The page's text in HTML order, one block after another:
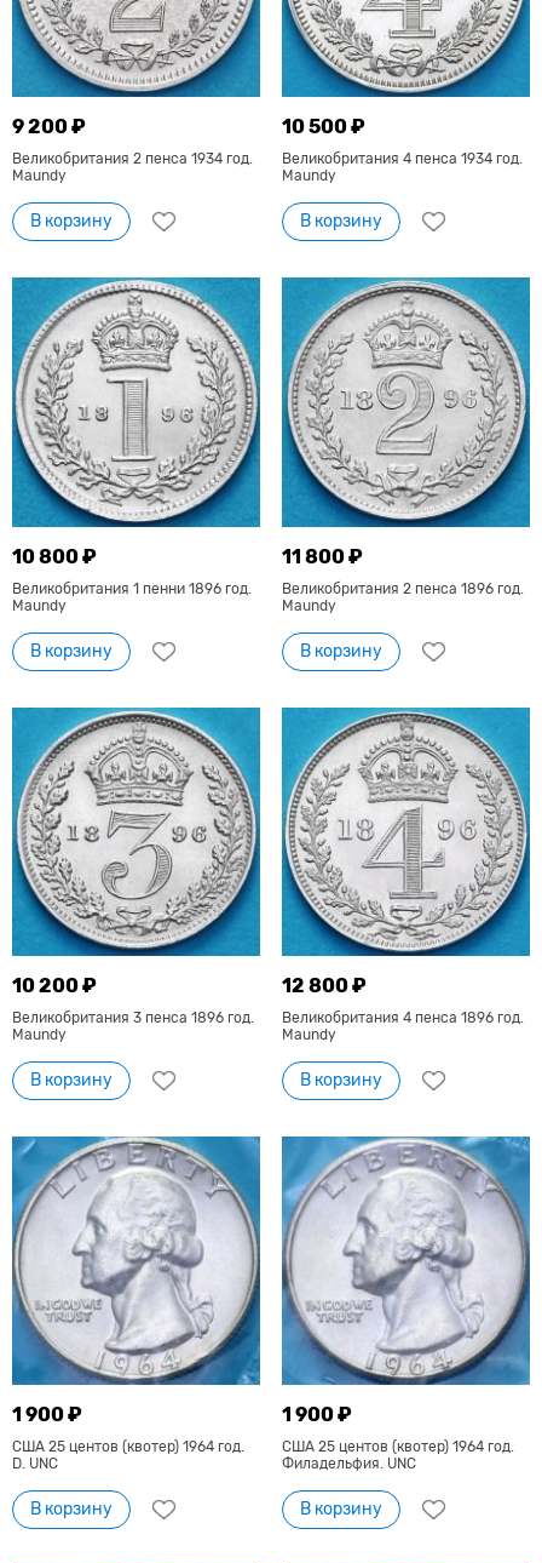
9 200 ₽
Великобритания 2 пенса 1934 год.
Maundy
В корзину
10 500 ₽
Великобритания 4 пенса 1934 год.
Maundy
В корзину
10 800 ₽
Великобритания 1 пенни 1896 год.
Maundy
В корзину
11 800 ₽
Великобритания 2 пенса 1896 год.
Maundy
В корзину
10 200 ₽
Великобритания 3 пенса 1896 год.
Maundy
В корзину
12 800 ₽
Великобритания 4 пенса 1896 год.
Maundy
В корзину
1 900 ₽
США 25 центов (квотер) 1964 год.
D. UNC
В корзину
1 900 ₽
США 25 центов (квотер) 1964 год.
Филадельфия. UNC
В корзину